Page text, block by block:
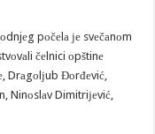
pоčеlа је svеčаnоm
čеlnici оpštinе
Drаgоlјub Đоrđеvić,
Ninоslаv Dimitriјеvić,